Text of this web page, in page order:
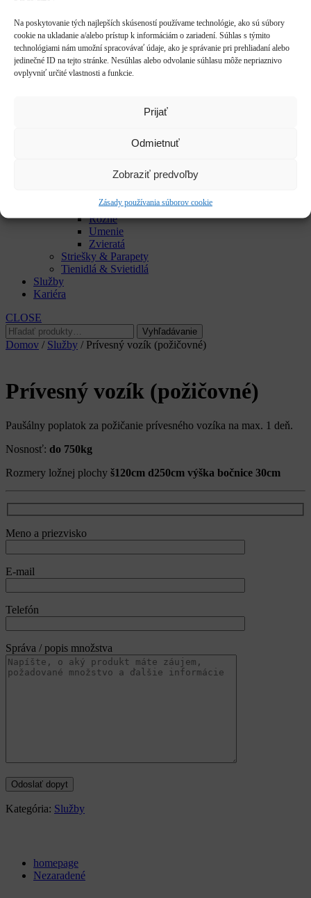
Na poskytovanie tých najlepších skúseností používame technológie, ako sú súbory
cookie na ukladanie a/alebo prístup k informáciám o zariadení. Súhlas s týmito
technológiami nám umožní spracovávať údaje, ako je správanie pri prehliadaní alebo
jedinečné ID na tejto stránke. Nesúhlas alebo odvolanie súhlasu môže nepriaznivo
ovplyvniť určité vlastnosti a funkcie.
Prijať
Odmietnuť
Zobraziť predvoľby
Zásady používania súborov cookie
Mestký mobiliár
Krby & ohniská
Krbové doplnky
Kvetináče & Záhony
Kovové kvetináče
Vyvýšené záhony
Anjeli & Sv. sochy
Japonsko
Rôzne
Umenie
Zvieratá
Striešky & Parapety
Tienidlá & Svietidlá
Služby
Kariéra
CLOSE
Hľadať:
Vyhľadávanie
Domov / Služby / Prívesný vozík (požičovné)
Prívesný vozík (požičovné)
Paušálny poplatok za požičanie prívesného vozíka na max. 1 deň.
Nosnosť: do 750kg
Rozmery ložnej plochy š120cm d250cm výška bočnice 30cm
Meno a priezvisko
E-mail
Telefón
Správa / popis množstva
Kategória: Služby
homepage
Nezaradené